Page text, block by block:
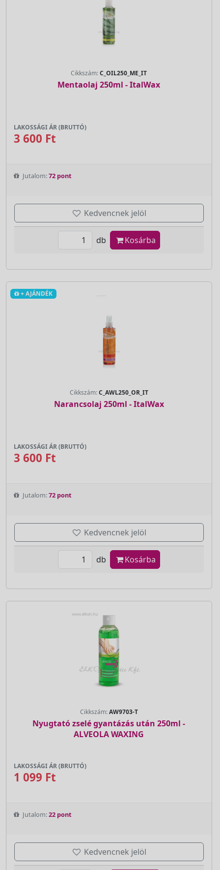
Cikkszám:C_OIL250_ME_IT
Mentaolaj 250ml - ItalWax
LAKOSSÁGI ÁR (BRUTTÓ)
3 600 Ft
Jutalom:72 pont
Kedvencnek jelöl
db Kosárba
+ AJÁNDÉK
Cikkszám:C_AWL250_OR_IT
Narancsolaj 250ml - ItalWax
LAKOSSÁGI ÁR (BRUTTÓ)
3 600 Ft
Jutalom:72 pont
Kedvencnek jelöl
db Kosárba
Cikkszám:AW9703-T
Nyugtató zselé gyantázás után 250ml -
ALVEOLA WAXING
LAKOSSÁGI ÁR (BRUTTÓ)
1 099 Ft
Jutalom:22 pont
Kedvencnek jelöl